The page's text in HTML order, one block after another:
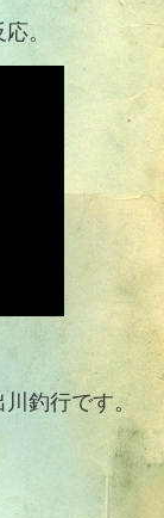
。
釣行です。